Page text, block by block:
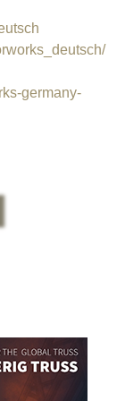
germany-